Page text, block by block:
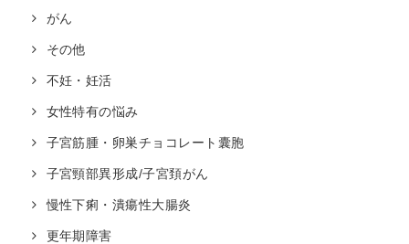
がん
その他
不妊・妊活
女性特有の悩み
子宮筋腫・卵巣チョコレート囊胞
子宮頸部異形成/子宮頚がん
慢性下痢・潰瘍性大腸炎
更年期障害